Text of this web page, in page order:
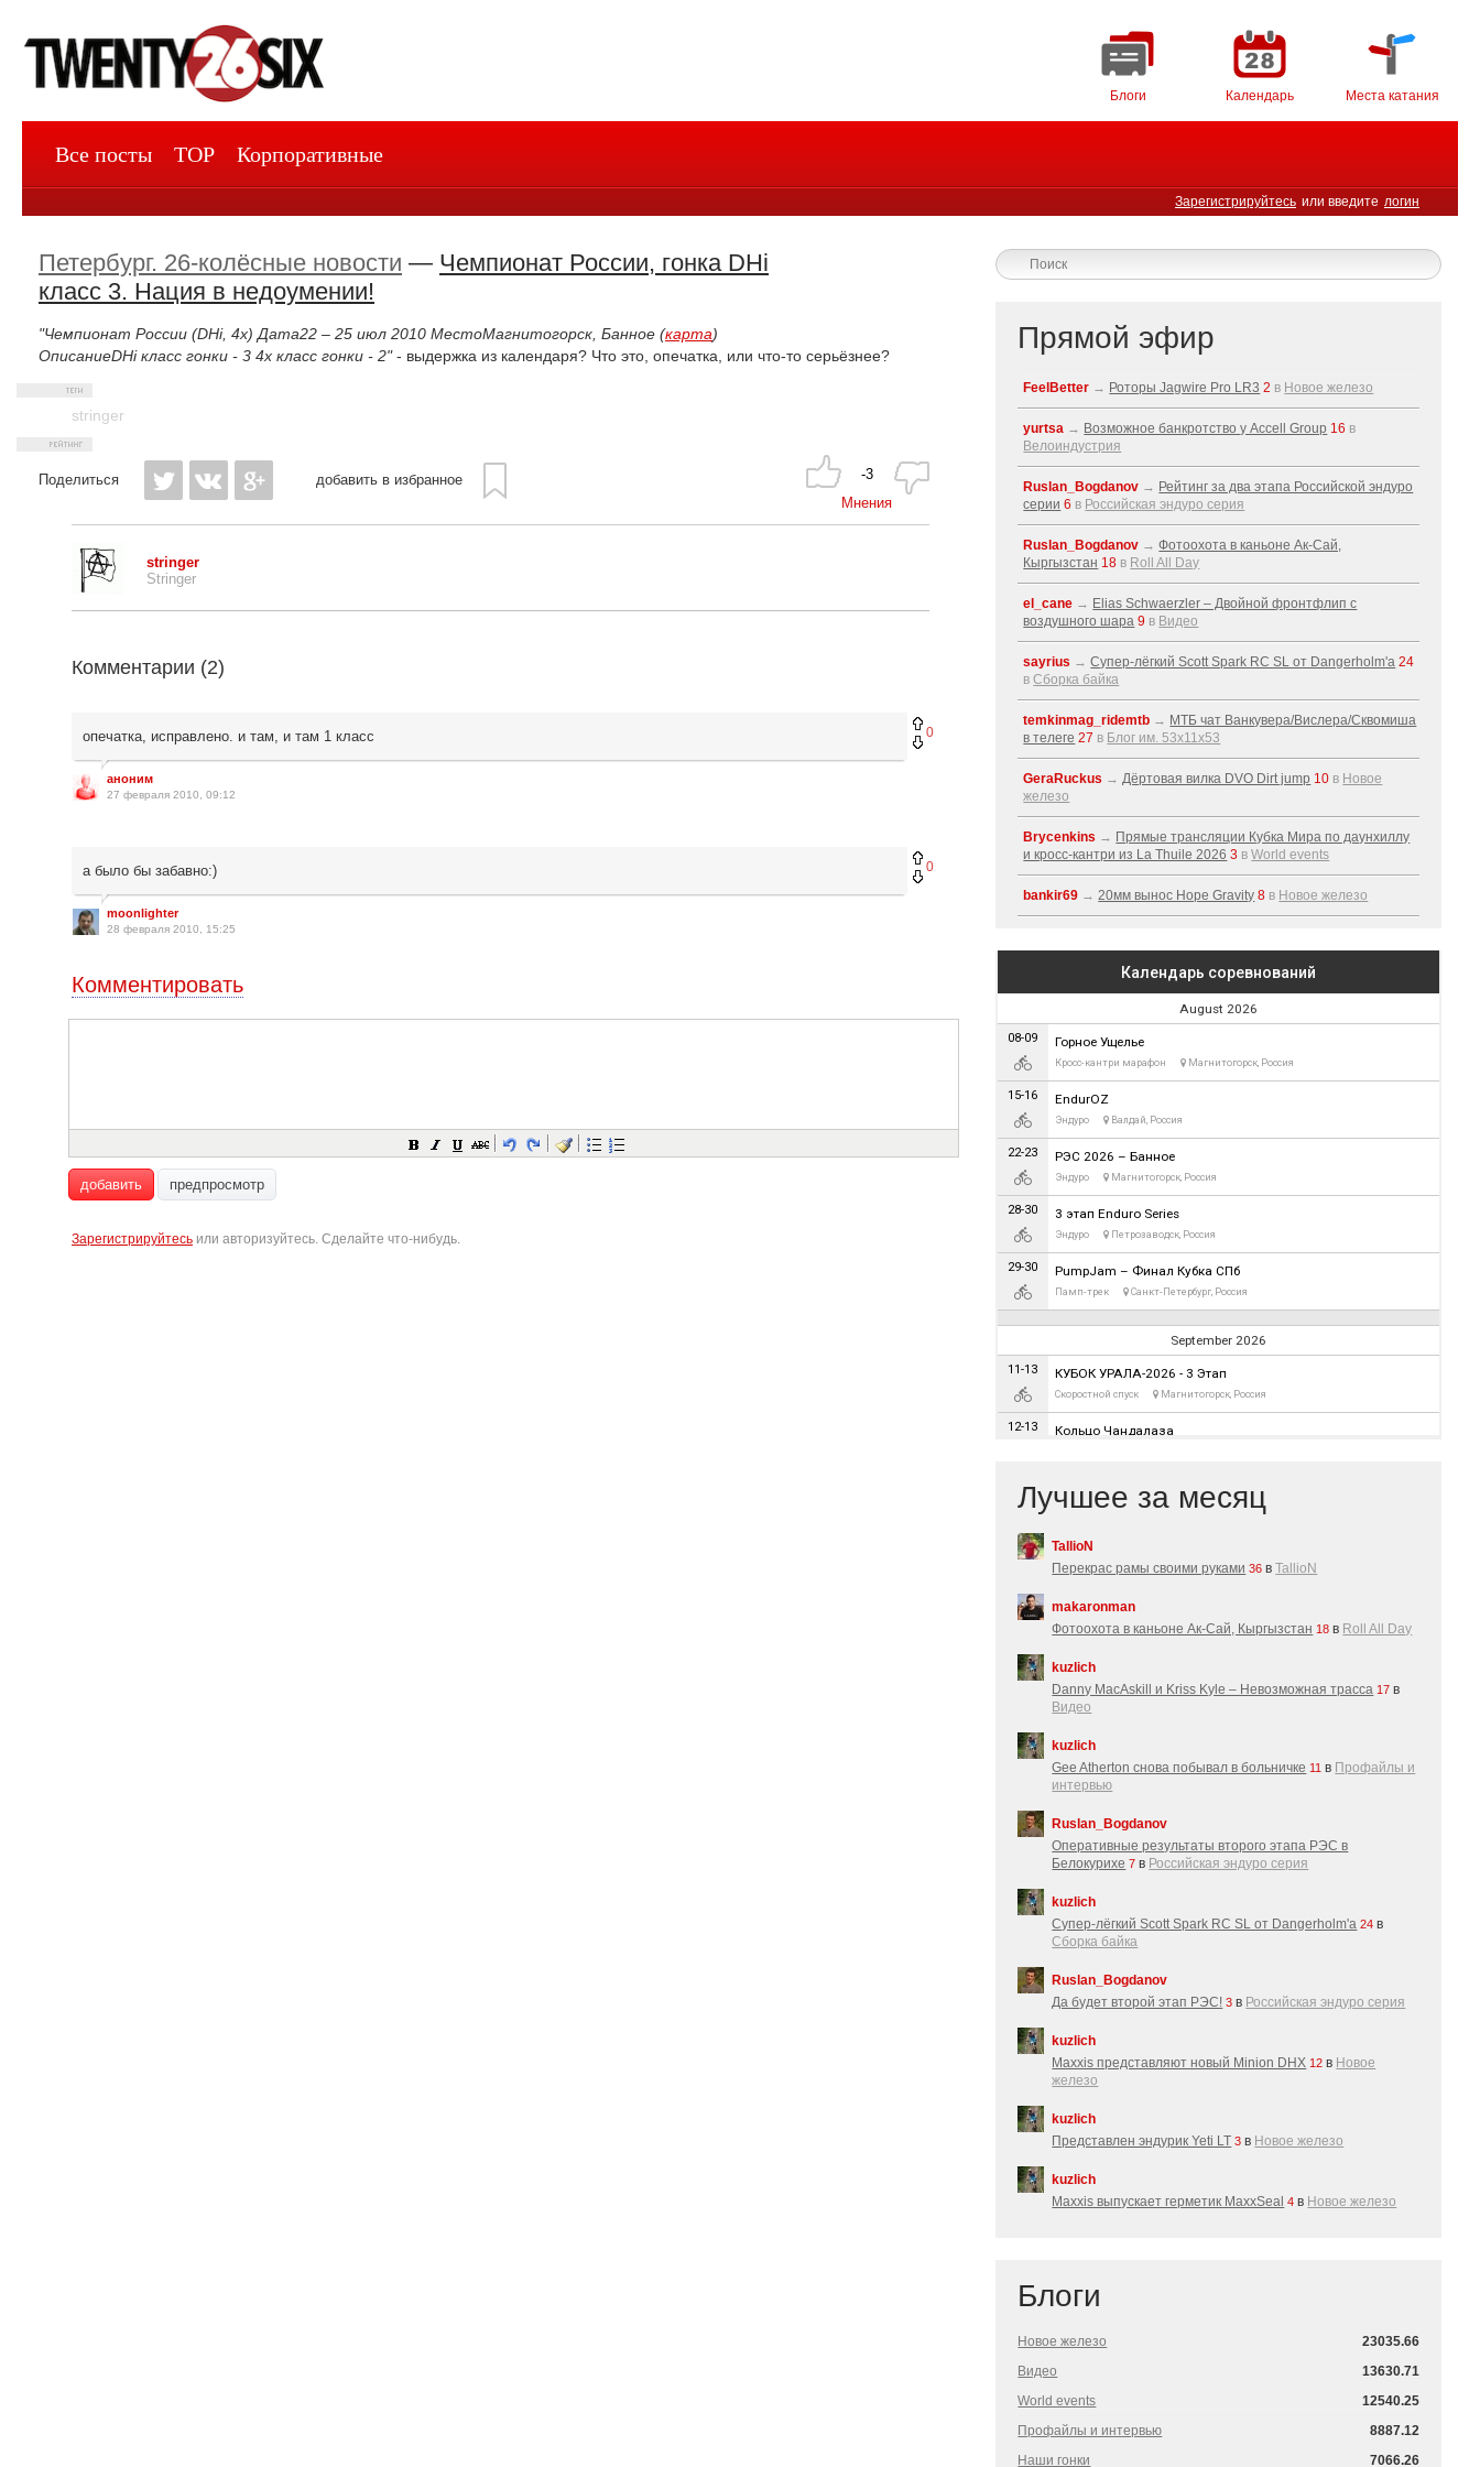
Блоги Календарь Места катания
Зарегистрируйтесь или введите логин
Все посты TOP Корпоративные
Петербург. 26-колёсные новости — Чемпионат России, гонка DHi
класс 3. Нация в недоумении!
"Чемпионат России (DHi, 4x) Дата22 – 25 июл 2010 МестоМагнитогорск, Банное (карта)
ОписаниеDHi класс гонки - 3 4х класс гонки - 2"- выдержка из календаря? Что это, опечатка, или что-то серьёзнее?
stringer
Поделиться добавить в избранное
-3
Мнения
stringer
Stringer
Комментарии (2)
0
опечатка, исправлено. и там, и там 1 класс
аноним
27 февраля 2010, 09:12
0
а было бы забавно:)
moonlighter
28 февраля 2010, 15:25
Комментировать
добавить предпросмотр
Зарегистрируйтесь или авторизуйтесь. Сделайте что-нибудь.
Прямой эфир
FeelBetter → Роторы Jagwire Pro LR3 2 в Новое железо
yurtsa → Возможное банкротство у Accell Group 16 в
Велоиндустрия
Ruslan_Bogdanov → Рейтинг за два этапа Российской эндуро
серии 6 в Российская эндуро серия
Ruslan_Bogdanov →Фотоохота в каньоне Ак-Cай,
Кыргызстан 18 в Roll All Day
el_cane → Elias Schwaerzler – Двойной фронтфлип с
воздушного шара 9 в Видео
sayrius →Супер-лёгкий Scott Spark RC SL от Dangerholm'a 24
вСборка байка
temkinmag_ridemtb → МТБ чат Ванкувера/Вислера/Сквомиша
в телеге 27 в Блог им. 53x11x53
GeraRuckus →Дёртовая вилка DVO Dirt jump 10 в Новое
железо
Brycenkins → Прямые трансляции Кубка Мира по даунхиллу
и кросс-кантри из La Thuile 2026 3 вWorld events
bankir69 →20мм вынос Hope Gravity 8 в Новое железо
Лучшее за месяц
TallioN
Перекрас рамы своими руками 36 вTallioN
makaronman
Фотоохота в каньоне Ак-Cай, Кыргызстан 18 в Roll All Day
kuzlich
Danny MacAskill и Kriss Kyle – Невозможная трасса 17 в
Видео
kuzlich
Gee Atherton снова побывал в больничке 11 в Профайлы и
интервью
Ruslan_Bogdanov
Оперативные результаты второго этапа РЭС в
Белокурихе 7 в Российская эндуро серия
kuzlich
Супер-лёгкий Scott Spark RC SL от Dangerholm'a 24 в
Сборка байка
Ruslan_Bogdanov
Да будет второй этап РЭС! 3 в Российская эндуро серия
kuzlich
Maxxis представляют новый Minion DHX 12 в Новое
железо
kuzlich
Представлен эндурик Yeti LT 3 в Новое железо
kuzlich
Maxxis выпускает герметик MaxxSeal 4 в Новое железо
Блоги
Новое железо
23035.66
Видео
13630.71
World events
12540.25
Профайлы и интервью
8887.12
Наши гонки
7066.26